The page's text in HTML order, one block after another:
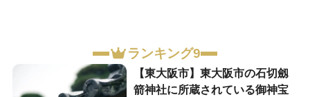
ランキング9
【東大阪市】東大阪市の石切劔
箭神社に所蔵されている御神宝